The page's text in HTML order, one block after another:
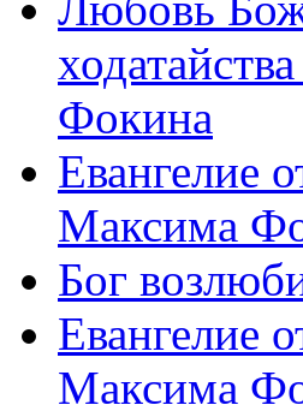
Фокина
Евангелие
Максима
Бог
Евангелие
Максима